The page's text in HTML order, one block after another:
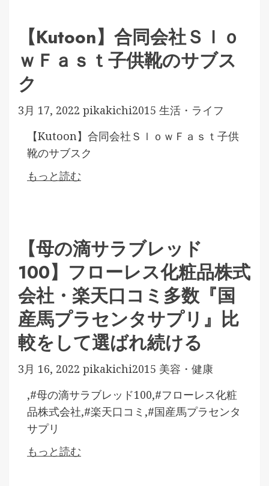
【Kutoon】合同会社Ｓｌｏ
ｗＦａｓｔ子供靴のサブス
ク
3月 17, 2022 pikakichi2015 生活・ライフ
【Kutoon】合同会社ＳｌｏｗＦａｓｔ子供
靴のサブスク
もっと読む
【母の滴サラブレッド
100】フローレス化粧品株式
会社・楽天口コミ多数『国
産馬プラセンタサプリ』比
較をして選ばれ続ける
3月 16, 2022 pikakichi2015 美容・健康
,#母の滴サラブレッド100,#フローレス化粧
品株式会社,#楽天口コミ,#国産馬プラセンタ
サプリ
もっと読む